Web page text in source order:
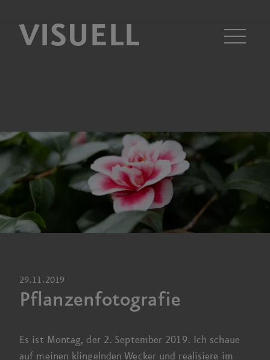
VISUELL
29.11.2019
Pflanzen­fotografie
Es ist Montag, der 2. September 201 9. Ich schaue
auf meinen klingelnden Wecker und realisiere im